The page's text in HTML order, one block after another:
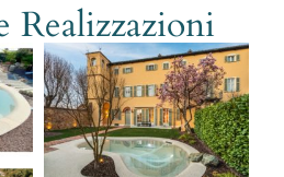
Realizzazioni